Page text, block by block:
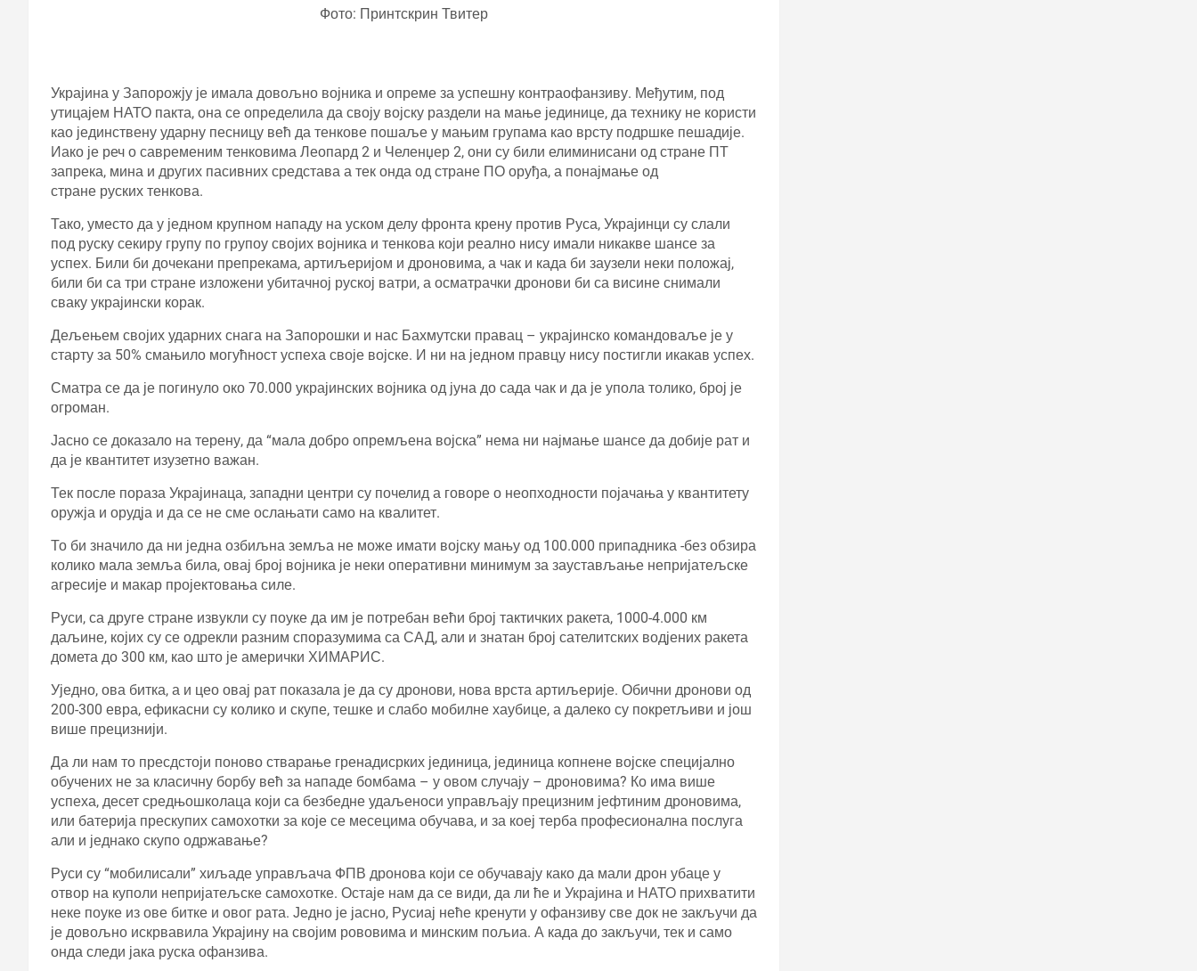
Фото: Принтскрин Твитер
Украјина у Запорожју је имала довољно војника и опреме за успешну контраофанзиву. Међутим, под
утицајем НАТО пакта, она се определила да своју војску раздели на мање јединице, да технику не користи
као јединствену ударну песницу већ да тенкове пошаље у мањим групама као врсту подршке пешадије.
Иако је реч о савременим тенковима Леопард 2 и Челенџер 2, они су били елиминисани од стране ПТ
запрека, мина и других пасивних средстава а тек онда од стране ПО оруђа, а понајмање од
стране руских тенкова.
Тако, уместо да у једном крупном нападу на уском делу фронта крену против Руса, Украјинци су слали
под руску секиру групу по групоу својих војника и тенкова који реално нису имали никакве шансе за
успех. Били би дочекани препрекама, артиљеријом и дроновима, а чак и када би заузели неки положај,
били би са три стране изложени убитачној руској ватри, а осматрачки дронови би са висине снимали
сваку украјински корак.
Дељењем својих ударних снага на Запорошки и нас Бахмутски правац – украјинско командоваље је у
старту за 50% смањило могућност успеха своје војске. И ни на једном правцу нису постигли икакав успех.
Сматра се да је погинуло око 70.000 украјинских војника од јуна до сада чак и да је упола толико, број је
огроман.
Јасно се доказало на терену, да “мала добро опремљена војска” нема ни најмање шансе да добије рат и
да је квантитет изузетно важан.
Тек после пораза Украјинаца, западни центри су почелид а говоре о неопходности појачања у квантитету
оружја и орудја и да се не сме ослањати само на квалитет.
То би значило да ни једна озбиљна земља не може имати војску мању од 100.000 припадника -без обзира
колико мала земља била, овај број војника је неки оперативни минимум за заустављање непријатељске
агресије и макар пројектовања силе.
Руси, са друге стране извукли су поуке да им је потребан већи број тактичких ракета, 1000-4.000 км
даљине, којих су се одрекли разним споразумима са САД, али и знатан број сателитских водјених ракета
домета до 300 км, као што је амерички ХИМАРИС.
Уједно, ова битка, а и цео овај рат показала је да су дронови, нова врста артиљерије. Обични дронови од
200-300 евра, ефикасни су колико и скупе, тешке и слабо мобилне хаубице, а далеко су покретљиви и још
више прецизнији.
Да ли нам то пресдстоји поново стварање гренадисрких јединица, јединица копнене војске специјално
обучених не за класичну борбу већ за нападе бомбама – у овом случају – дроновима? Ко има више
успеха, десет средњошколаца који са безбедне удаљеноси управљају прецизним јефтиним дроновима,
или батерија прескупих самохотки за које се месецима обучава, и за коеј терба професионална послуга
али и једнако скупо одржавање?
Руси су “мобилисали” хиљаде управљача ФПВ дронова који се обучавају како да мали дрон убаце у
отвор на куполи непријатељске самохотке. Остаје нам да се види, да ли ће и Украјина и НАТО прихватити
неке поуке из ове битке и овог рата. Једно је јасно, Русиај неће кренути у офанзиву све док не закључи да
је довољно искрвавила Украјину на својим рововима и минским пољиа. А када до закључи, тек и само
онда следи јака руска офанзива.